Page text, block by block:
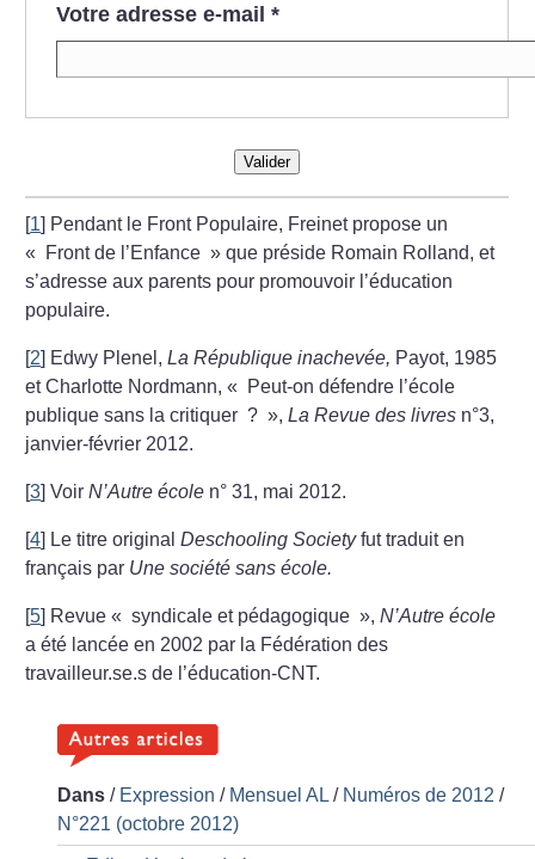
Votre adresse e-mail *
Valider
[1] Pendant le Front Populaire, Freinet propose un
«
Front de l’Enfance » que préside Romain Rolland, et
s’adresse aux parents pour promouvoir l’éducation
populaire.
[2] Edwy Plenel,La République inachevée, Payot, 1985
et Charlotte Nordmann, «
Peut-on défendre l’école
publique sans la critiquer ? »,La Revue des livres n°3,
janvier-février 2012.
[3]VoirN’Autre école n° 31, mai 2012.
[4] Le titre originalDeschooling Societyfut traduit en
français par Une société sans école.
[5] Revue « syndicale et pédagogique »,N’Autre école
a été lancée en 2002 par la Fédération des
travailleur.se.s de l’éducation-CNT.
Dans / Expression / Mensuel AL / Numéros de 2012 /
N°221 (octobre 2012)